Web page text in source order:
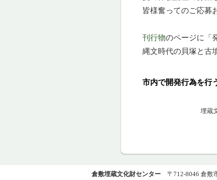
皆様奮ってのご応募
刊行物のページに「
縄文時代の貝塚と古
市内で開発行為を行
埋蔵
倉敷埋蔵文化財センター 〒712-8046 倉敷